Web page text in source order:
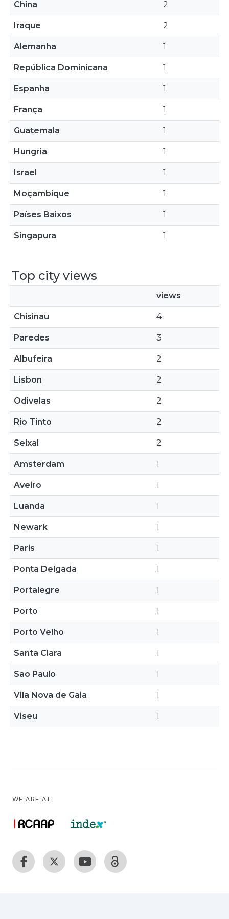
China 2
Iraque 2
Alemanha 1
República Dominicana 1
Espanha 1
França 1
Guatemala 1
Hungria 1
Israel 1
Moçambique 1
Países Baixos 1
Singapura 1
Top city views
views
Chisinau 4
Paredes 3
Albufeira 2
Lisbon 2
Odivelas 2
Rio Tinto 2
Seixal 2
Amsterdam 1
Aveiro 1
Luanda 1
Newark 1
Paris 1
Ponta Delgada 1
Portalegre 1
Porto 1
Porto Velho 1
Santa Clara 1
São Paulo 1
Vila Nova de Gaia 1
Viseu 1
WE ARE AT: